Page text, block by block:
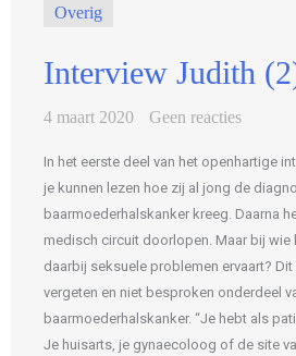
Overig
Interview Judith
4 maart 2020 Geen reacties
In het eerste deel van het openhartige
je kunnen lezen hoe zij al jong de
baarmoederhalskanker kreeg. Daarna
medisch circuit doorlopen. Maar bij wie
daarbij seksuele problemen ervaart? Dit
vergeten en niet besproken onderdeel
baarmoederhalskanker. “Je hebt als
Je huisarts, je gynaecoloog of de site